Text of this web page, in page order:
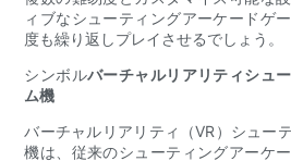
ィブなシューティングアーケードゲ
度も繰り返しプレイさせるでしょう。
シンボルバーチャルリアリティシュ
ム機
バーチャルリアリティ（VR）シュー
機は、従来のシューティングアーケ